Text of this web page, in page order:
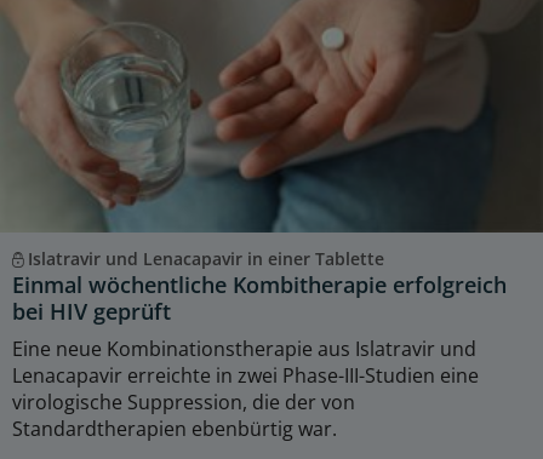
Islatravir und Lenacapavir in einer Tablette
Einmal wöchentliche Kombitherapie erfolgreich
bei HIV geprüft
Eine neue Kombinationstherapie aus Islatravir und
Lenacapavir erreichte in zwei Phase-III-Studien eine
virologische Suppression, die der von
Standardtherapien ebenbürtig war.